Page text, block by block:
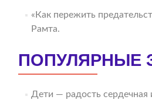
«Как пережить
Рамта.
ПОПУЛЯРНЫЕ
Дети — радость сердечная